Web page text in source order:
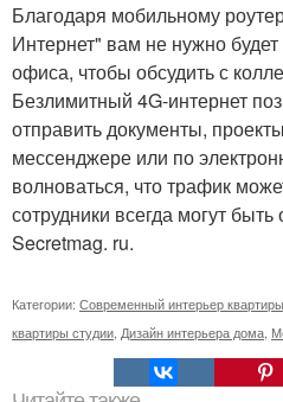
Благодаря мобильному
Интернет" вам не нужно
офиса, чтобы обсудить с
Безлимитный 4G-интернет
отправить документы,
мессенджере или по
волноваться, что трафик
сотрудники всегда могут
Secretmag. ru.
Категории: Современный интерьер квартиры
квартиры студии, Дизайн интерьера дома,